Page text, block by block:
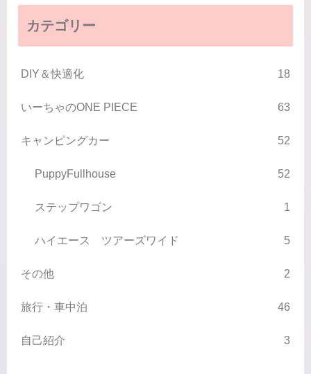
カテゴリー
DIY＆快適化 18
いーちゃのONE PIECE 63
キャンピングカー 52
PuppyFullhouse 52
ステップワゴン 1
ハイエース ツアーズワイド 5
その他 2
旅行・車中泊 46
自己紹介 3